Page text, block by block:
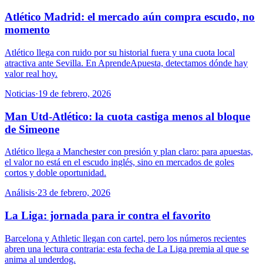
Atlético Madrid: el mercado aún compra escudo, no
momento
Atlético llega con ruido por su historial fuera y una cuota local
atractiva ante Sevilla. En AprendeApuesta, detectamos dónde hay
valor real hoy.
Noticias·19 de febrero, 2026
Man Utd-Atlético: la cuota castiga menos al bloque
de Simeone
Atlético llega a Manchester con presión y plan claro: para apuestas,
el valor no está en el escudo inglés, sino en mercados de goles
cortos y doble oportunidad.
Análisis·23 de febrero, 2026
La Liga: jornada para ir contra el favorito
Barcelona y Athletic llegan con cartel, pero los números recientes
abren una lectura contraria: esta fecha de La Liga premia al que se
anima al underdog.